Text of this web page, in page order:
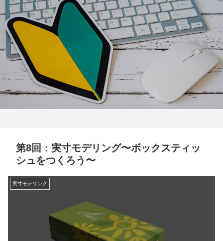
第8回：実寸モデリング〜ボックスティッ
シュをつくろう〜
実寸モデリング